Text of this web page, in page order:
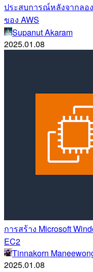
ประสบการณ์หลังจากลอ
ของ AWS
Supanut Akaram
2025.01.08
การสร้าง Microsoft
EC2
Tinnakorn
2025.01.08